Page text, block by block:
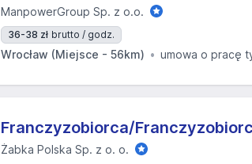
ManpowerGroup Sp. z o.o.
36-38 zł brutto / godz.
Wrocław (Miejsce - 56km) umowa o pracę
Franczyzobiorca/
Żabka Polska Sp. z o. o.